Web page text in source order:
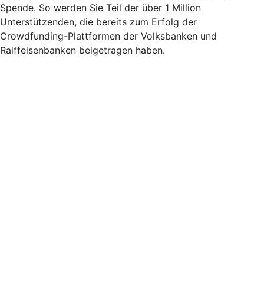
Spende. So werden Sie Teil der über 1 Million
Unterstützenden, die bereits zum Erfolg der
Crowdfunding-Plattformen der Volksbanken und
Raiffeisenbanken beigetragen haben.